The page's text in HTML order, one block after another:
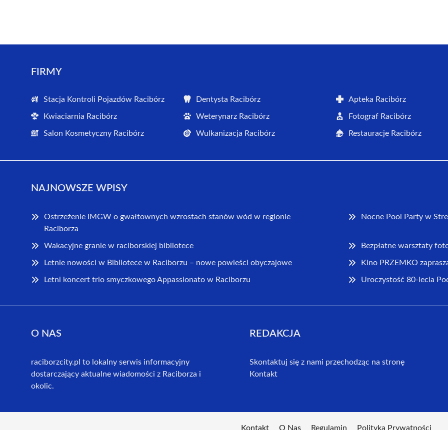
FIRMY
Stacja Kontroli Pojazdów Racibórz Dentysta Racibórz Apteka Racibórz
Kwiaciarnia Racibórz Weterynarz Racibórz Fotograf Racibórz
Salon Kosmetyczny Racibórz Wulkanizacja Racibórz Restauracje Racibórz
NAJNOWSZE WPISY
Ostrzeżenie IMGW o gwałtownych wzrostach stanów wód w regionie
Raciborza
Nocne Pool Party w
Wakacyjne granie w raciborskiej bibliotece Bezpłatne warsztaty
Letnie nowości w Bibliotece w Raciborzu – nowe powieści obyczajowe Kino PRZEMKO
Letni koncert trio smyczkowego Appassionato w Raciborzu Uroczystość 80-lecia
O NAS
raciborzcity.pl to lokalny serwis informacyjny
dostarczający aktualne wiadomości z Raciborza i
okolic.
REDAKCJA
Skontaktuj się z nami przechodząc na stronę
Kontakt
Kontakt O Nas Regulamin Polityka Prywatności